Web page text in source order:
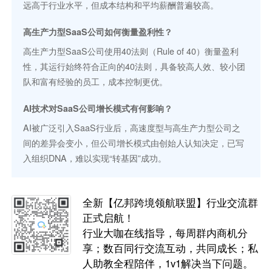
远高于行业水平，但成本结构和平均薪酬普遍较高。
高生产力型SaaS公司如何衡量盈利性？
高生产力型SaaS公司使用40法则（Rule of 40）衡量盈利
性，其运行始终符合正向的40法则，具备较高人效、较小团
队和富有经验的员工，成本控制更优。
AI技术对SaaS公司增长模式有何影响？
AI被广泛引入SaaS行业后，高速度型与高生产力型公司之
间的差异会变小，但公司增长模式由创始人认知决定，已写
入组织DNA，难以实现“转基因”成功。
全新【亿邦跨境领航联盟】行业交流群
正式启航！
行业大咖在线指导，每周群内商机分
享；数百同行交流互动，共同成长；私
人助教全程陪伴，1v1解决当下问题。